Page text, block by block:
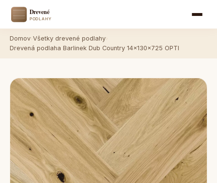
Domov Všetky drevené podlahy
Drevená podlaha Barlinek Dub Country 14x130x725 OPTI